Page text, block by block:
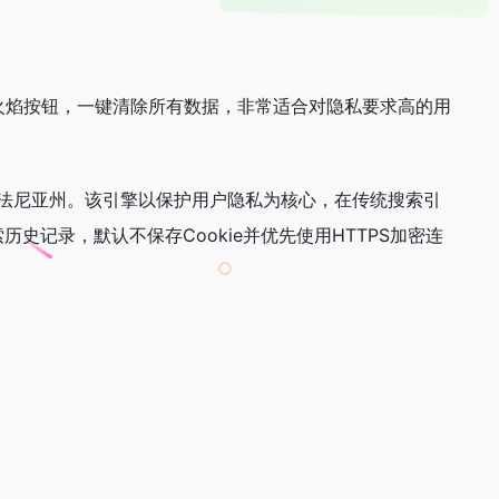
按钮，一键清除所有数据，非常适合对隐私要求高的用
亚州。该引擎以保护用户隐私为核心，在传统搜索引
史记录，默认不保存Cookie并优先使用HTTPS加密连